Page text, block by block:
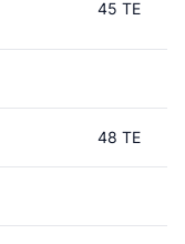
45 TE
48 TE